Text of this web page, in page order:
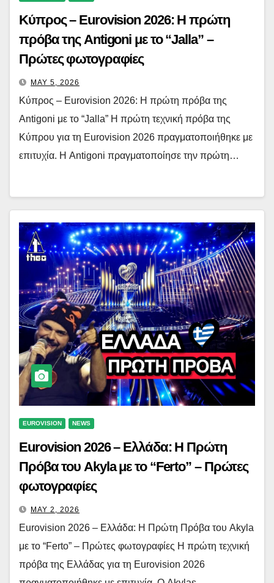
Κύπρος – Eurovision 2026: Η πρώτη
πρόβα της Antigoni με το “Jalla” –
Πρώτες φωτογραφίες
MAY 5, 2026
Κύπρος – Eurovision 2026: Η πρώτη πρόβα της
Antigoni με το “Jalla” Η πρώτη τεχνική πρόβα της
Κύπρου για τη Eurovision 2026 πραγματοποιήθηκε με
επιτυχία. Η Antigoni πραγματοποίησε την πρώτη…
EUROVISION NEWS
Eurovision 2026 – Ελλάδα: Η Πρώτη
Πρόβα του Akyla με το “Ferto” – Πρώτες
φωτογραφίες
MAY 2, 2026
Eurovision 2026 – Ελλάδα: Η Πρώτη Πρόβα του Akyla
με το “Ferto” – Πρώτες φωτογραφίες Η πρώτη τεχνική
πρόβα της Ελλάδας για τη Eurovision 2026